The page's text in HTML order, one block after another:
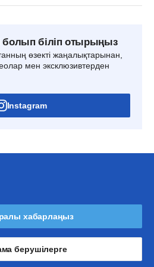
болып біліп отырыңыз
өзекті жаңалықтарынан,
мен эксклюзивтерден
Instagram
хабарлаңыз
берушілерге